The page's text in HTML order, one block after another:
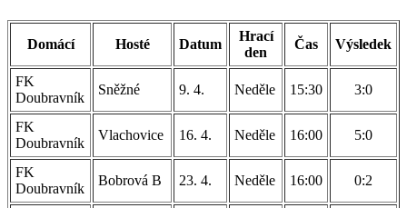
Domácí Hosté Datum
Hrací
den
Čas Výsledek
FK
Doubravník
Sněžné 9. 4. Neděle 15:30 3:0
FK
Doubravník
Vlachovice 16. 4. Neděle 16:00 5:0
FK
Doubravník
Bobrová B 23. 4. Neděle 16:00 0:2